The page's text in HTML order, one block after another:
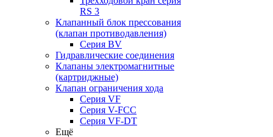
RS 3
Клапанный блок прессования
(клапан противодавления)
Серия BV
Гидравлические соединения
Клапаны электромагнитные
(картриджные)
Клапан ограничения хода
Серия VF
Серия V-FCC
Серия VF-DT
Ещё